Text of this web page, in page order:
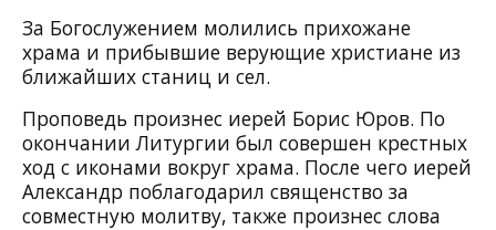
За Богослужением молились прихожане
храма и прибывшие верующие христиане из
ближайших станиц и сел.
Проповедь произнес иерей Борис Юров. По
окончании Литургии был совершен крестных
ход с иконами вокруг храма. После чего иерей
Александр поблагодарил священство за
совместную молитву, также произнес слова